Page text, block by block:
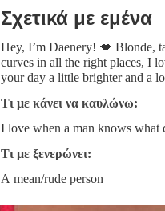
Σχετικά με εμένα
Hey, I’m Daenery! 💋 Blonde,
curves in all the right places, I
your day a little brighter and a
Τι με κάνει να καυλώνω:
I love when a man knows what
Τι με ξενερώνει:
A mean/rude person